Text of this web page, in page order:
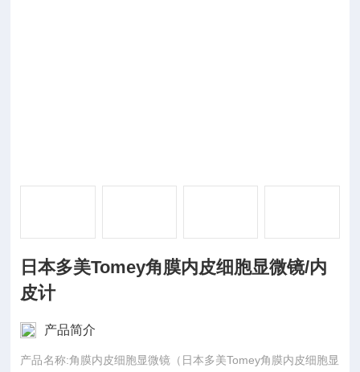
日本多美Tomey角膜内皮细胞显微镜/内
皮计
产品简介
产品名称:角膜内皮细胞显微镜（日本多美Tomey角膜内皮细胞显